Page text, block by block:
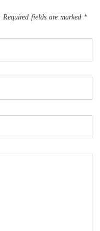
Required fields are marked *